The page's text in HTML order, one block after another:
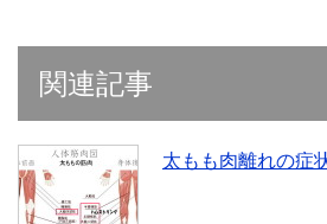
関連記事
太もも肉離れの症